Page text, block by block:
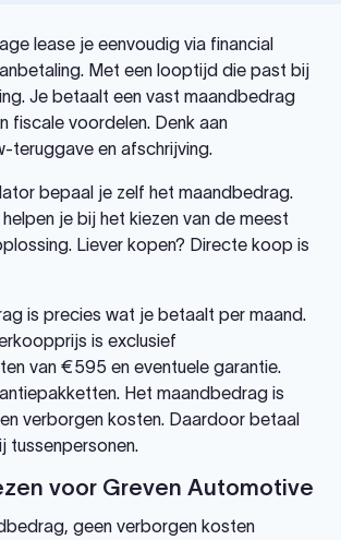
lease je eenvoudig via financial
Met een looptijd die past bij
Je betaalt een vast maandbedrag
fiscale voordelen. Denk aan
teruggave en afschrijving.
bepaal je zelf het maandbedrag.
je bij het kiezen van de meest
Liever kopen? Directe koop is
is precies wat je betaalt per maand.
is exclusief
van €595 en eventuele garantie.
Het maandbedrag is
verborgen kosten. Daardoor betaal
tussenpersonen.
voor Greven Automotive
geen verborgen kosten